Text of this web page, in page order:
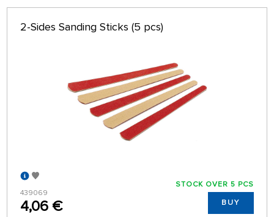
ALPHABETICALLY
64 ON PAGE
2-Sides Sanding Sticks (5 pcs)
439069
4,06 €
STOCK OVER 5 PCS
BUY